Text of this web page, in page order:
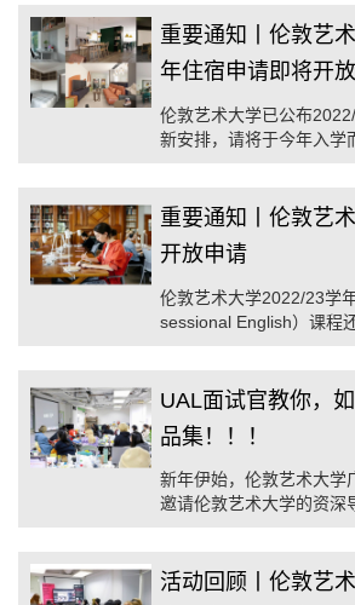
系我们。
重要通知丨伦敦艺
年住宿申请即将开放
伦敦艺术大学已公布
新安排，请将于今年入学
重要通知丨伦敦艺
开放申请
伦敦艺术大学2022/23学
sessional English）课程
UAL面试官教你，
品集！！！
新年伊始，伦敦艺术大学
邀请伦敦艺术大学的资深
活动回顾丨伦敦艺